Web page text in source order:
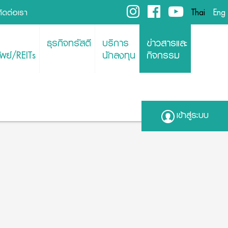
ต่อเรา Thai Eng
/REITs
ธุรกิจทรัสตี บริการ
นักลงทุน
ข่าวสารและ
กิจกรรม
เข้าสู่ระบบ